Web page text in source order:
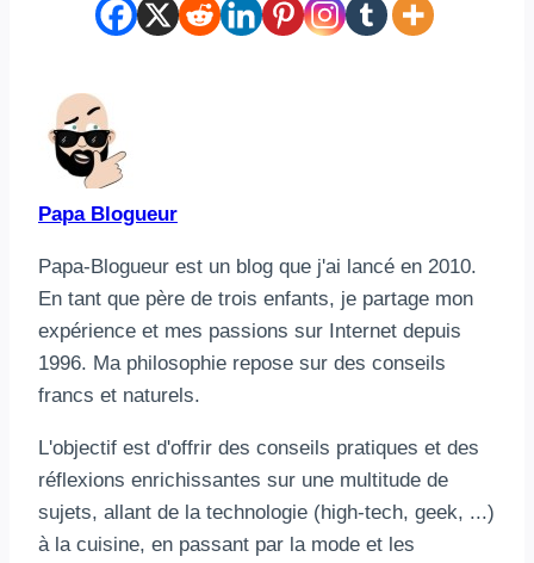
Papa Blogueur
Papa-Blogueur est un blog que j'ai lancé en 2010.
En tant que père de trois enfants, je partage mon
expérience et mes passions sur Internet depuis
1996. Ma philosophie repose sur des conseils
francs et naturels.
L'objectif est d'offrir des conseils pratiques et des
réflexions enrichissantes sur une multitude de
sujets, allant de la technologie (high-tech, geek, ...)
à la cuisine, en passant par la mode et les